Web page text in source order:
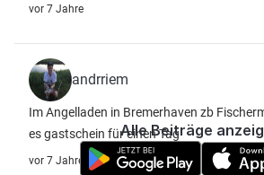
vor 7 Jahre
andrriem
Im Angelladen in Bremerhaven zb
es gastschein für einen Tag
vor 7 Jahre
Alle Beiträge